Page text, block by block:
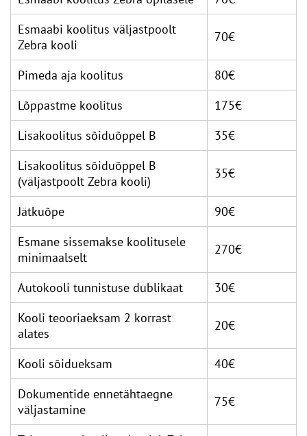
Esmaabi koolitus väljastpoolt
Zebra kooli
70€
Pimeda aja koolitus
80€
Lõppastme koolitus
175€
Lisakoolitus sõiduõppel B
35€
Lisakoolitus sõiduõppel B
(väljastpoolt Zebra kooli)
35€
Jätkuõpe
90€
Esmane sissemakse koolitusele
minimaalselt
270€
Autokooli tunnistuse dublikaat
30€
Kooli teooriaeksam 2 korrast
alates
20€
Kooli sõidueksam
40€
Dokumentide ennetähtaegne
väljastamine
75€